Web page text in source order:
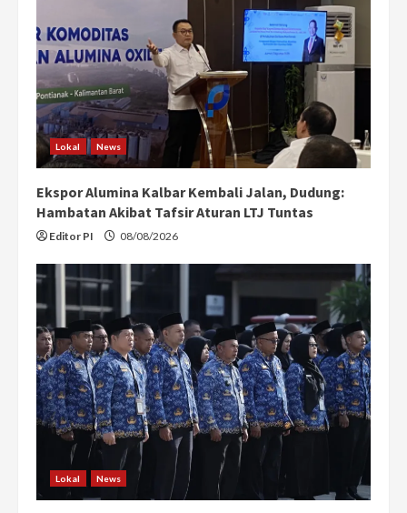
Lokal News
Ekspor Alumina Kalbar Kembali Jalan, Dudung:
Hambatan Akibat Tafsir Aturan LTJ Tuntas
Editor PI 08/08/2026
Lokal News